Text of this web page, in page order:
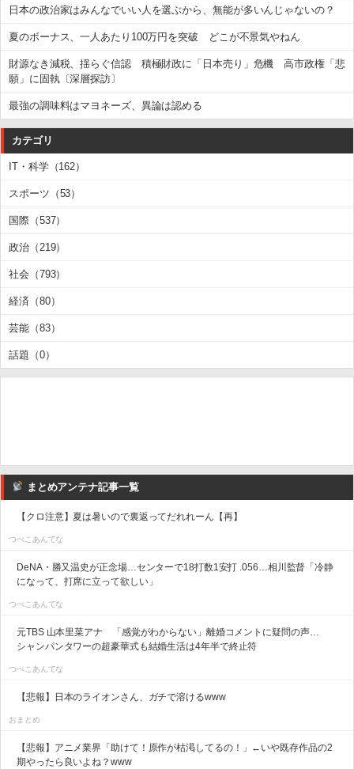
日本の政治家はみんなでいい人を選ぶから、無能が多いんじゃないの？
夏のボーナス、一人あたり100万円を突破 どこが不景気やねん
財源なき減税、揺らぐ信認 積極財政に「日本売り」危機 高市政権「悲
願」に固執〔深層探訪〕
最強の調味料はマヨネーズ、異論は認める
カテゴリ
IT・科学（162）
スポーツ（53）
国際（537）
政治（219）
社会（793）
経済（80）
芸能（83）
話題（0）
まとめアンテナ記事一覧
【クロ注意】夏は暑いので裏返ってだれれーん【再】
つべこあんてな
DeNA・勝又温史が正念場…センターで18打数1安打 .056…相川監督「冷静
になって、打席に立って欲しい」
つべこあんてな
元TBS 山本里菜アナ 「感覚がわからない」離婚コメントに疑問の声…
シャンパンタワーの超豪華式も結婚生活は4年半で終止符
つべこあんてな
【悲報】日本のライオンさん、ガチで溶けるwww
おまとめ
【悲報】アニメ業界「助けて！原作が枯渇してるの！」←いや既存作品の2
期やったら良いよね？www